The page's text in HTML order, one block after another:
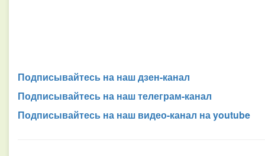
Подписывайтесь на наш дзен-канал
Подписывайтесь на наш телеграм-канал
Подписывайтесь на наш видео-канал на youtube